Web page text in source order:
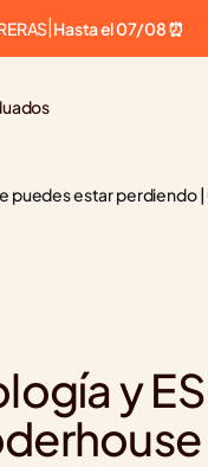
Hasta el 07/08 ⏰
puedes estar perdiendo
y